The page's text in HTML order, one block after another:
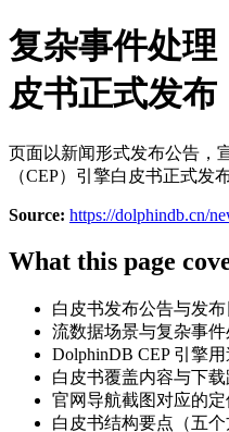
复杂事件处理
皮书正式发布
页面以新闻形式发布公告，
（CEP）引擎白皮书正式发
Source: https://dolphindb.cn/
What this page
白皮书发布公告与发布
流数据场景与复杂事件
DolphinDB CEP 引擎
白皮书覆盖内容与下载
官网导航截图对应的定
白皮书结构要点（五个